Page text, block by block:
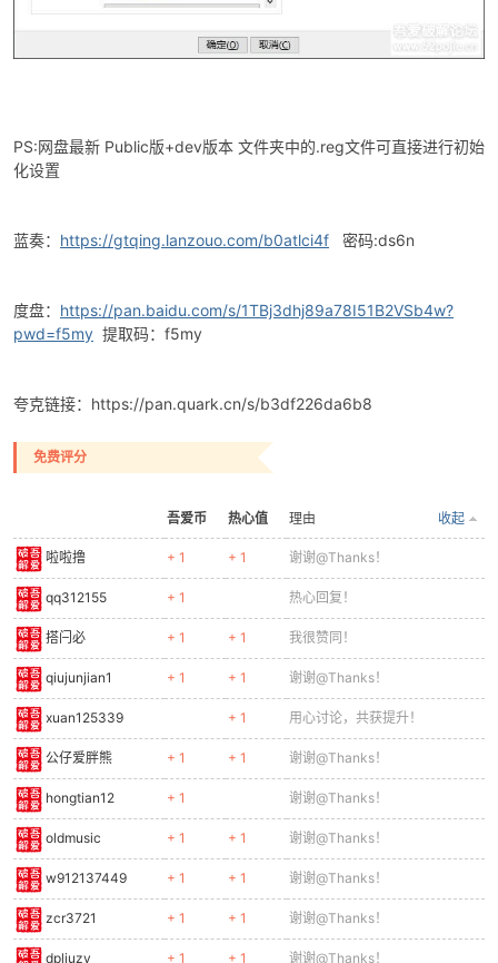
PS:网盘最新 Public版+dev版本 文件夹中的.reg文件可直接进行初始
化设置
蓝奏： https://gtqing.lanzouo.com/b0atlci4f 密码:ds6n
度盘： https://pan.baidu.com/s/1TBj3dhj89a78I51B2VSb4w?
pwd=f5my 提取码：f5my
夸克链接：https://pan.quark.cn/s/b3df226da6b8
免费评分
吾爱币 热心值 收起
理由
啦啦撸 + 1 + 1 谢谢@Thanks！
qq312155 + 1 热心回复！
搭闩必 + 1 + 1 我很赞同！
qiujunjian1 + 1 + 1 谢谢@Thanks！
xuan125339 + 1 用心讨论，共获提升！
公仔爱胖熊 + 1 + 1 谢谢@Thanks！
hongtian12 + 1 谢谢@Thanks！
oldmusic + 1 + 1 谢谢@Thanks！
w912137449 + 1 + 1 谢谢@Thanks！
zcr3721 + 1 + 1 谢谢@Thanks！
dpliuzy + 1 + 1 谢谢@Thanks！